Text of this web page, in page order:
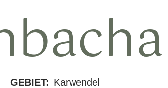
GEBIET: Karwendel